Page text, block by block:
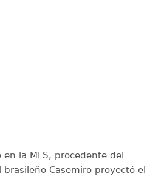
en la MLS, procedente del
Casemiro proyectó el